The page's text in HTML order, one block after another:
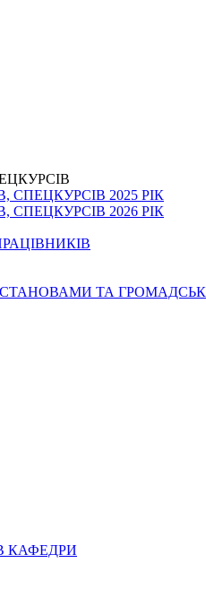
2025 РІК
2026 РІК
ТА
КАФЕДРИ